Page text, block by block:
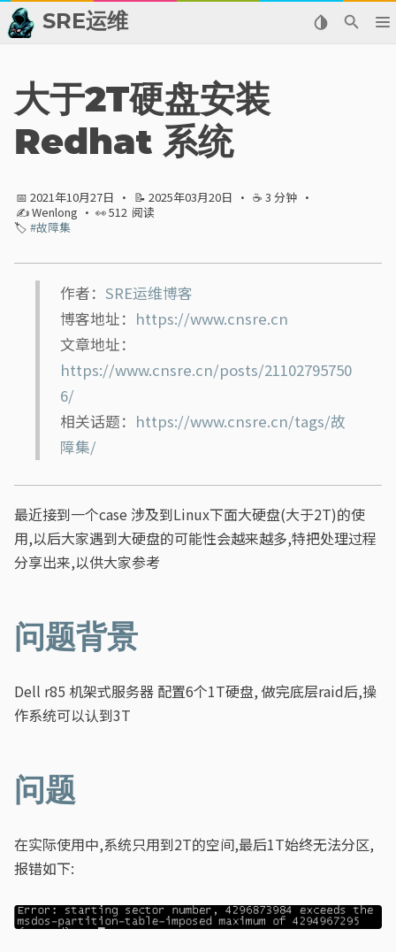
SRE运维
👬 友情链接
📈 热点新闻
💬 留言板
大于2T硬盘安装
Redhat 系统
📅 2021年10月27日 · 📝 2025年03月20日 · ☕ 3 分钟 ·
✍ Wenlong · 👀512 阅读
🏷️ #故障集
作者： SRE运维博客
博客地址： https://www.cnsre.cn
文章地址：
https://www.cnsre.cn/posts/21102795750
6/
相关话题： https://www.cnsre.cn/tags/故
障集/
最近接到一个case 涉及到Linux下面大硬盘(大于2T)的使
用,以后大家遇到大硬盘的可能性会越来越多,特把处理过程
分享出来,以供大家参考
问题背景
Dell r85 机架式服务器 配置6个1T硬盘, 做完底层raid后,操
作系统可以认到3T
问题
在实际使用中,系统只用到2T的空间,最后1T始终无法分区,
报错如下: